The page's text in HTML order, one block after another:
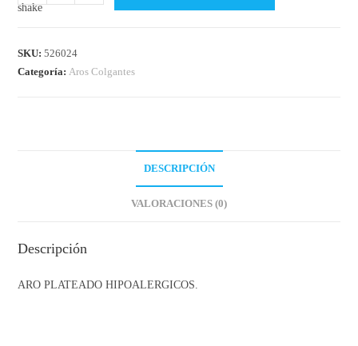
SKU:526024
Categoría: Aros Colgantes
DESCRIPCIÓN
VALORACIONES (0)
Descripción
ARO PLATEADO HIPOALERGICOS.